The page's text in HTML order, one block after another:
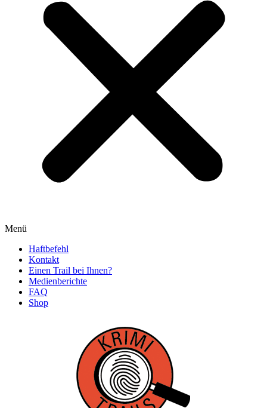
Menü
Haftbefehl
Kontakt
Einen Trail bei Ihnen?
Medienberichte
FAQ
Shop